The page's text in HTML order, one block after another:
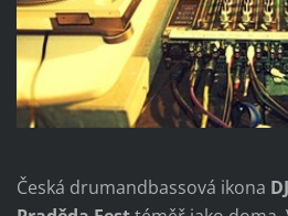
Česká drumandbassová ikona